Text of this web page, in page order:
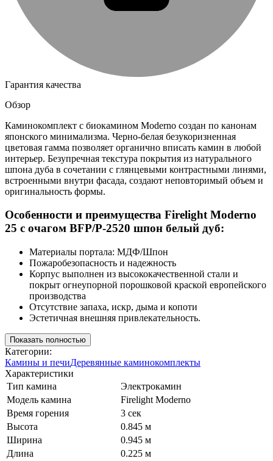
Гарантия качества
Обзор
Каминокомплект с биокамином Moderno создан по канонам
японского минимализма. Черно-белая безукоризненная
цветовая гамма позволяет органично вписать камин в любой
интерьер. Безупречная текстура покрытия из натурального
шпона дуба в сочетании с глянцевыми контрастными линями,
встроенными внутри фасада, создают неповторимый объем и
оригинальность формы.
Особенности и преимущества Firelight Moderno
25 с очагом BFP/P-2520 шпон белый дуб:
Материалы портала: МДФ/Шпон
Пожаробезопасность и надежность
Корпус выполнен из высококачественной стали и
покрыт огнеупорной порошковой краской европейского
производства
Отсутствие запаха, искр, дыма и копоти
Эстетичная внешняя привлекательность.
Показать полностью
Категории:
Камины и печиДеревянные каминокомплекты
Характеристики
Тип камина
Электрокамин
Модель камина
Firelight Moderno
Время горения
3 сек
Высота
0.845 м
Ширина
0.945 м
Длина
0.225 м